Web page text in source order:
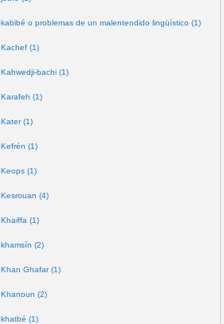
kabibé o problemas de un malentendido lingüístico (1)
Kachef (1)
Kahwedji-bachi (1)
Karafeh (1)
Kater (1)
Kefrén (1)
Keops (1)
Kesrouan (4)
Khaiffa (1)
khamsín (2)
Khan Ghafar (1)
Khanoun (2)
khatbé (1)